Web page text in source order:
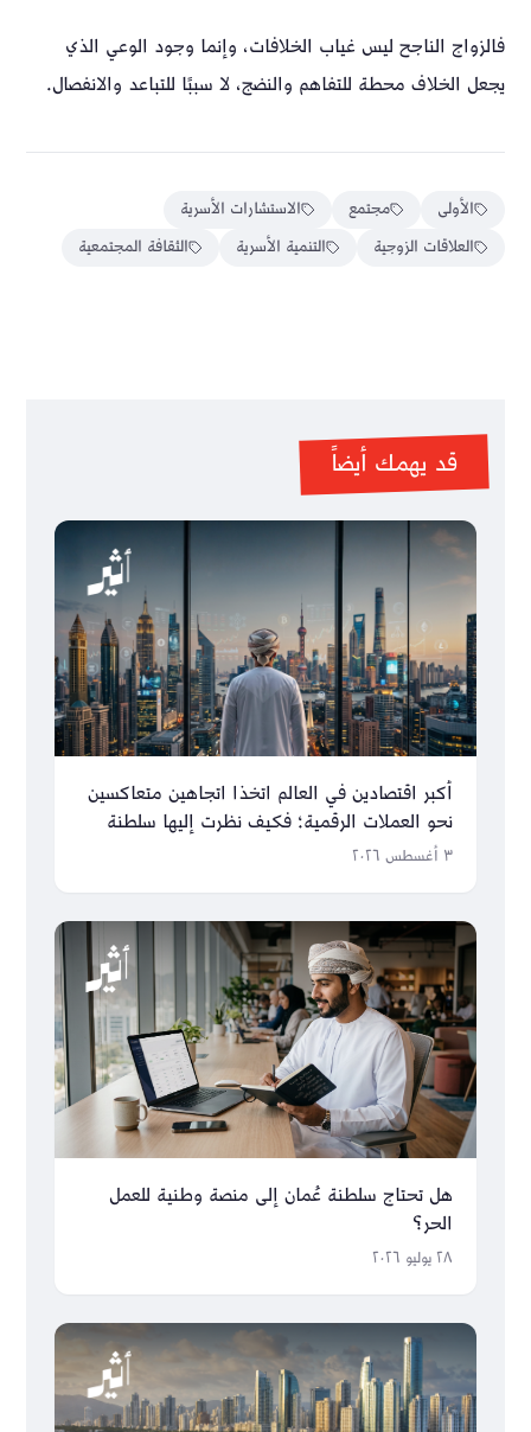
فالزواج الناجح ليس غياب الخلافات، وإنما وجود الوعي الذي
يجعل الخلاف محطة للتفاهم والنضج، لا سببًا للتباعد والانفصال.
الأولى مجتمع
الاستشارات الأسرية
العلاقات الزوجية
التنمية الأسرية الثقافة المجتمعية
قد يهمك أيضاً
أكبر اقتصادين في العالم اتخذا اتجاهين متعاكسين
نحو العملات الرقمية؛ فكيف نظرت إليها سلطنة
عُمان؟
٣ أغسطس ٢٠٢٦
هل تحتاج سلطنة عُمان إلى منصة وطنية للعمل
الحر؟
٢٨ يوليو ٢٠٢٦